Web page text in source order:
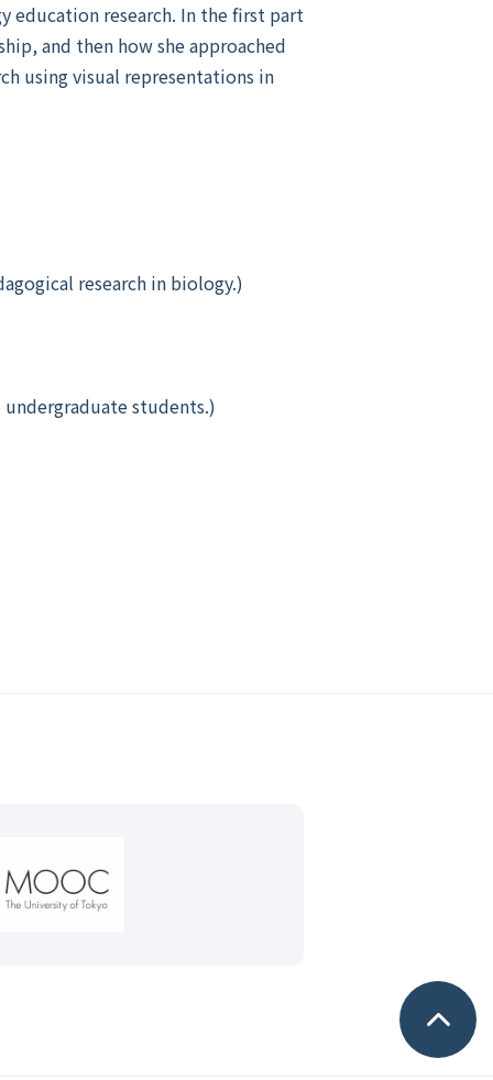
education research. In the first part
and then how she approached
using visual representations in
research in biology.)
students.)